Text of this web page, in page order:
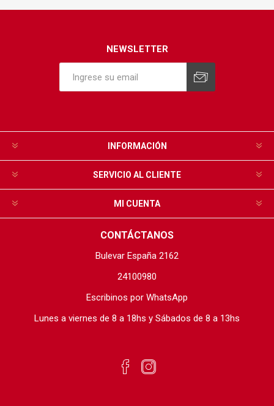
NEWSLETTER
INFORMACIÓN
SERVICIO AL CLIENTE
MI CUENTA
CONTÁCTANOS
Bulevar España 2162
24100980
Escribinos por WhatsApp
Lunes a viernes de 8 a 18hs y Sábados de 8 a 13hs